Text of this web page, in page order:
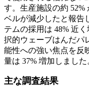
す。生産施設の約 52%
ベルが減少したと報告
テムの採用は 48% 近
択的ウェーブはんだパ
能性への強い焦点を反
量は 37% 増加しました
主な調査結果